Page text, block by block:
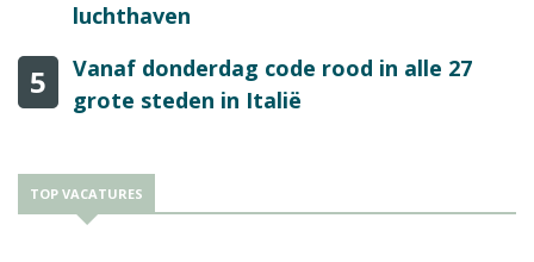
luchthaven
5
Vanaf donderdag code rood in alle 27
grote steden in Italië
TOP VACATURES